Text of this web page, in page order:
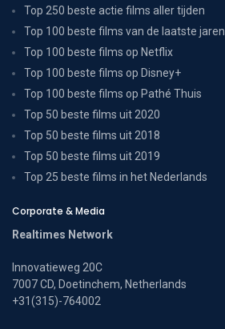
Top 250 beste actie films aller tijden
Top 100 beste films van de laatste jaren
Top 100 beste films op Netflix
Top 100 beste films op Disney+
Top 100 beste films op Pathé Thuis
Top 50 beste films uit 2020
Top 50 beste films uit 2018
Top 50 beste films uit 2019
Top 25 beste films in het Nederlands
Corporate & Media
Realtimes Network
Innovatieweg 20C
7007 CD, Doetinchem, Netherlands
+31(315)-764002